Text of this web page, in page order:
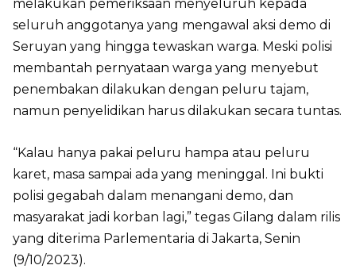
melakukan pemeriksaan menyeluruh kepada
seluruh anggotanya yang mengawal aksi demo di
Seruyan yang hingga tewaskan warga. Meski polisi
membantah pernyataan warga yang menyebut
penembakan dilakukan dengan peluru tajam,
namun penyelidikan harus dilakukan secara tuntas.
“Kalau hanya pakai peluru hampa atau peluru
karet, masa sampai ada yang meninggal. Ini bukti
polisi gegabah dalam menangani demo, dan
masyarakat jadi korban lagi,” tegas Gilang dalam rilis
yang diterima Parlementaria di Jakarta, Senin
(9/10/2023).